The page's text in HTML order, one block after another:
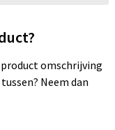
omschrijving
Neem dan